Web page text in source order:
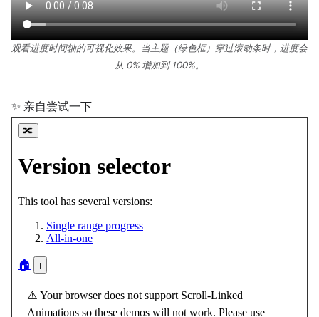
观看进度时间轴的可视化效果。当主题（绿色框）穿过滚动条时，进度会
从 0% 增加到 100%。
✨ 亲自尝试一下